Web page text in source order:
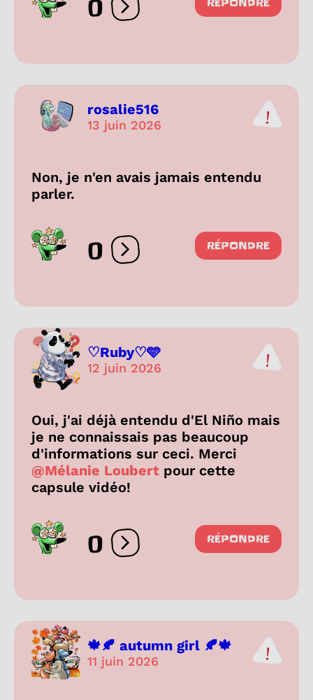
0 Ouvrir les réactions
RÉPONDRE
rosalie516
13 juin 2026
Non, je n'en avais jamais entendu
parler.
0 Ouvrir les réactions
RÉPONDRE
♡Ruby♡🩵
12 juin 2026
Oui, j'ai déjà entendu d'El Niño mais
je ne connaissais pas beaucoup
d'informations sur ceci. Merci
@Mélanie Loubert pour cette
capsule vidéo!
0 Ouvrir les réactions
RÉPONDRE
🍁🍂 autumn girl 🍂🍁
11 juin 2026